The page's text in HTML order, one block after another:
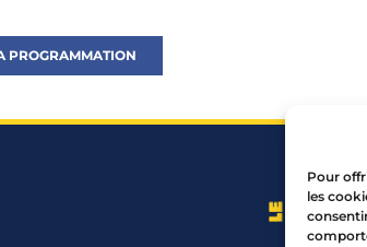
Pour
les
PROGRAMMATION